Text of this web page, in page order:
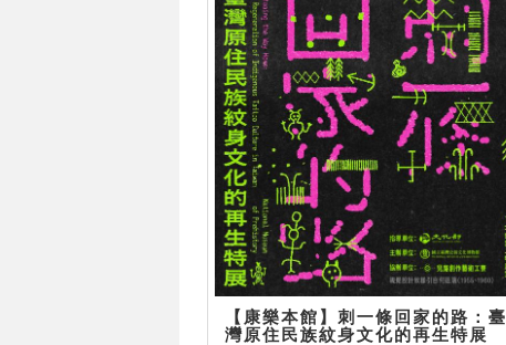
【康樂本館】刺一條回家的路：臺
灣原住民族紋身文化的再生特展